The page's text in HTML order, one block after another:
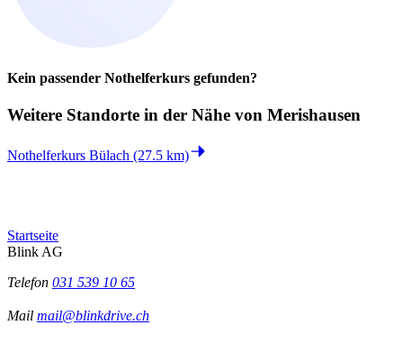
Kein passender Nothelferkurs gefunden?
Weitere Standorte in der Nähe von Merishausen
Nothelferkurs Bülach (27.5 km)
Startseite
Blink AG
Telefon 031 539 10 65
Mail mail@blinkdrive.ch